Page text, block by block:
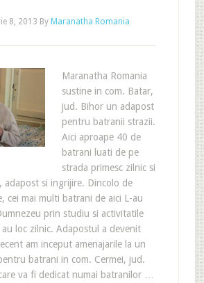
8, 2013 By Maranatha Romania
Maranatha Romania
sustine in com. Batar,
jud. Bihor un adapost
pentru batranii strazii.
Aici aproape 40 de
batrani luati de pe
strada primesc zilnic si
adapost si ingrijire. Dincolo de
cei mai multi batrani de aici L-au
prin studiu si activitatile
au loc zilnic. Adapostul a devenit
am inceput amenajarile la un
batrani in com. Cermei, jud.
va fi dedicat numai batranilor …